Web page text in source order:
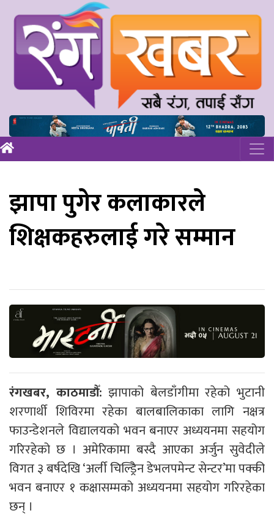
झापा पुगेर कलाकारले
शिक्षकहरुलाई गरे सम्मान
रंगखबर, काठमाडौँ: झापाको बेलडाँगीमा रहेको भुटानी
शरणार्थी शिविरमा रहेका बालबालिकाका लागि नक्षत्र
फाउन्डेशनले विद्यालयको भवन बनाएर अध्ययनमा सहयोग
गरिरहेको छ । अमेरिकामा बस्दै आएका अर्जुन सुवेदीले
विगत ३ बर्षदेखि ‘अर्ली चिल्ड्रिेन डेभलपमेन्ट सेन्टर’मा पक्की
भवन बनाएर १ कक्षासम्मको अध्ययनमा सहयोग गरिरहेका
छन् ।